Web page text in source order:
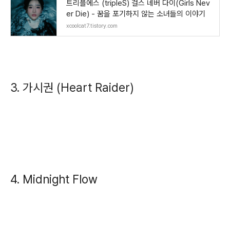
트리플에스 (tripleS) 걸스 네버 다이(Girls Nev
er Die) - 꿈을 포기하지 않는 소녀들의 이야기
xcoolcat7.tistory.com
3. 가시권 (Heart Raider)
4. Midnight Flow